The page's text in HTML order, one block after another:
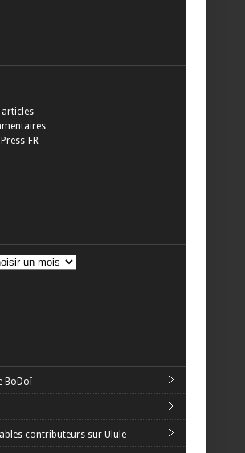
articles
FR
BoDoï
contributeurs sur Ulule